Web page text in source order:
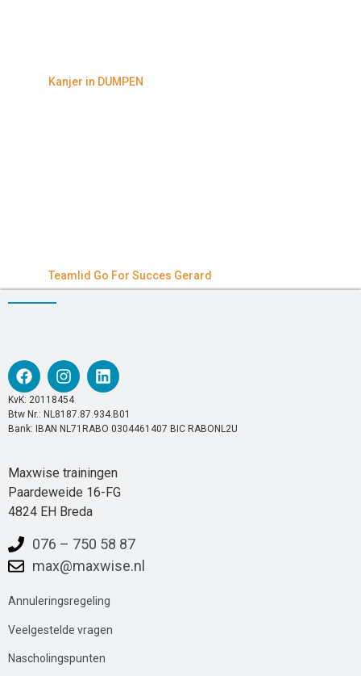
Kanjer in DUMPEN
Teamlid Go For Succes Gerard
KvK: 20118454
Btw Nr.: NL8187.87.934.B01
Bank: IBAN NL71RABO 0304461407 BIC RABONL2U
Maxwise trainingen
Paardeweide 16-FG
4824 EH Breda
076 – 750 58 87
max@maxwise.nl
Annuleringsregeling
Veelgestelde vragen
Nascholingspunten